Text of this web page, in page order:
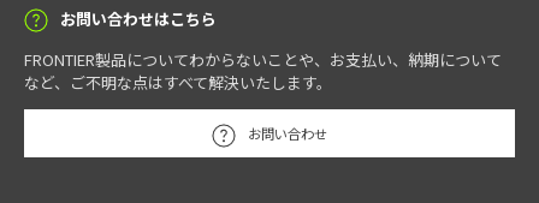
お問い合わせはこちら
FRONTIER製品についてわからないことや、お支払い、納期について
など、ご不明な点はすべて解決いたします。
お問い合わせ